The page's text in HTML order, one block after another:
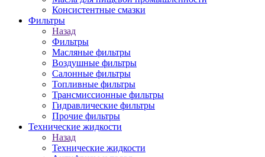
Консистентные смазки
Фильтры
Назад
Фильтры
Масляные фильтры
Воздушные фильтры
Салонные фильтры
Топливные фильтры
Трансмиссионные фильтры
Гидравлические фильтры
Прочие фильтры
Технические жидкости
Назад
Технические жидкости